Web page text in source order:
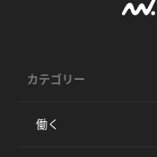
カテゴリー
働く